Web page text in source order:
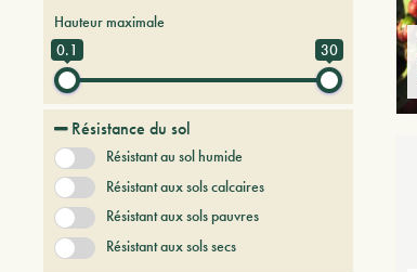
Arbres et arbustes persistants
Arbres et Plantes du futur
Conifères
Graminees
Herbes vivaces
Palmé et succulent
Hauteur maximale
0.1
30
Résistance du sol
Résistant au sol humide
Résistant aux sols calcaires
Résistant aux sols pauvres
Résistant aux sols secs